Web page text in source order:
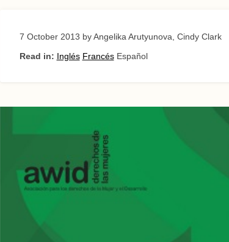
7 October 2013 by Angelika Arutyunova, Cindy Clark
Read in: Inglés Francés Español